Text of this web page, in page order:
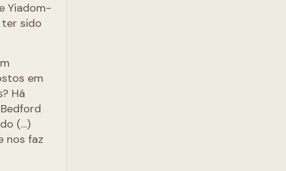
Yiadom-
sido
em
Há
(…)
nos faz